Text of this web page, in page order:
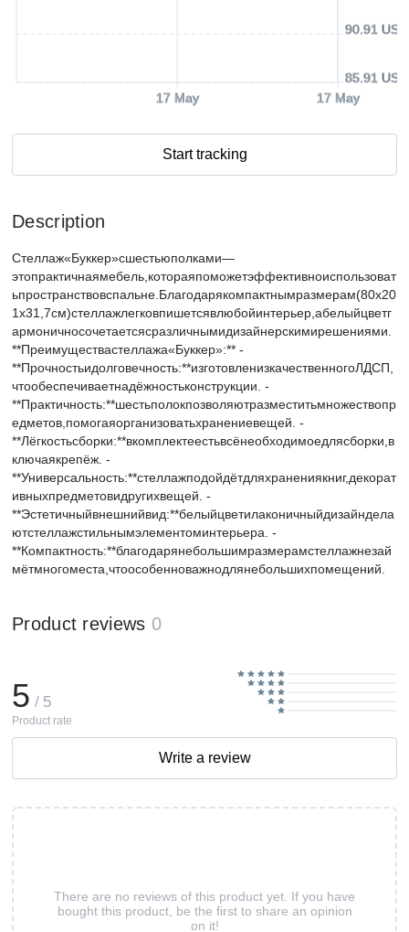
17 May 17 May
85.91 USD
90.91 USD
Start tracking
Description
Стеллаж«Буккер»сшестьюполками—
этопрактичнаямебель,котораяпоможетэффективноиспользоват
ьпространствовспальне.Благодарякомпактнымразмерам(80x20
1x31,7см)стеллажлегковпишетсявлюбойинтерьер,абелыйцветг
армоничносочетаетсясразличнымидизайнерскимирешениями.
**Преимуществастеллажа«Буккер»:** -
**Прочностьидолговечность:**изготовленизкачественногоЛДСП,
чтообеспечиваетнадёжностьконструкции. -
**Практичность:**шестьполокпозволяютразместитьмножествопр
едметов,помогаяорганизоватьхранениевещей. -
**Лёгкостьсборки:**вкомплектеестьвсёнеобходимоедлясборки,в
ключаякрепёж. -
**Универсальность:**стеллажподойдётдляхранениякниг,декорат
ивныхпредметовидругихвещей. -
**Эстетичныйвнешнийвид:**белыйцветилаконичныйдизайндела
ютстеллажстильнымэлементоминтерьера. -
**Компактность:**благодарянебольшимразмерамстеллажнезай
мётмногоместа,чтоособенноважнодлянебольшихпомещений.
Product reviews 0
There are no reviews of this product yet. If you have
bought this product, be the first to share an opinion
on it!
5 / 5
Product rate
Write a review